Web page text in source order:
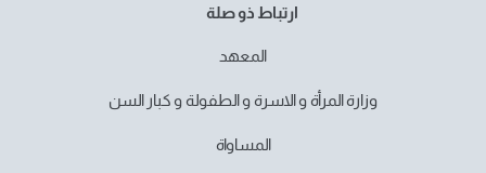
ارتباط ذو صلة
المعهد
وزارة المرأة و الاسرة و الطفولة و كبار السن
المساواة